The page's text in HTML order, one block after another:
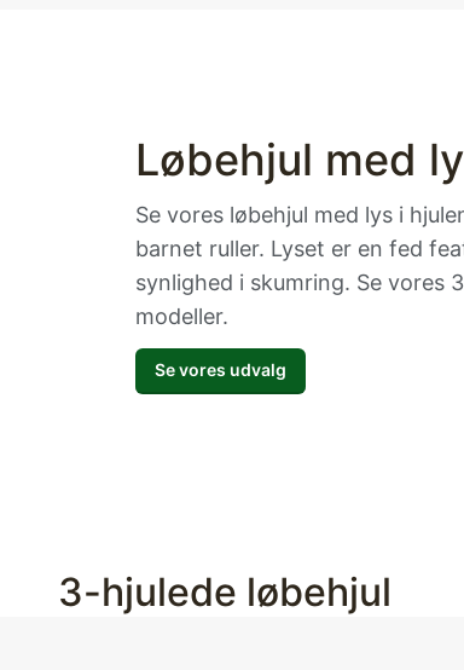
Løbehjul med
Se vores løbehjul med lys i
barnet ruller. Lyset er en fed
synlighed i skumring. Se vores
modeller.
Se vores udvalg
3-hjulede løbehjul